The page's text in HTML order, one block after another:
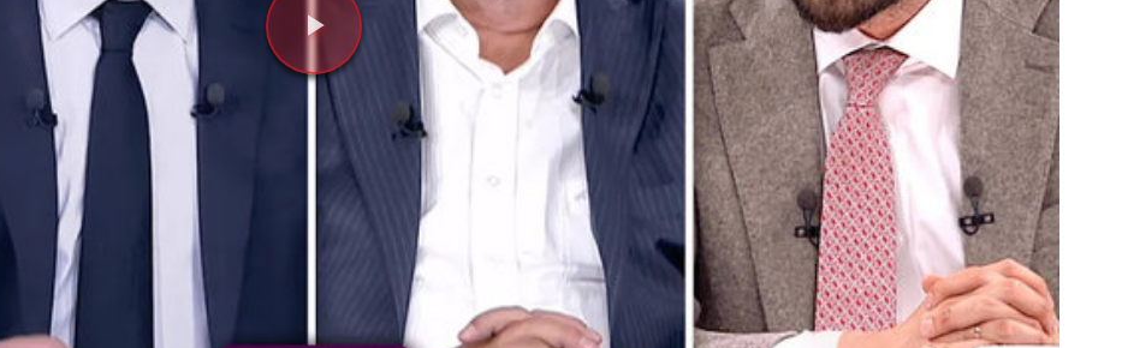
Videoyu
Oynat